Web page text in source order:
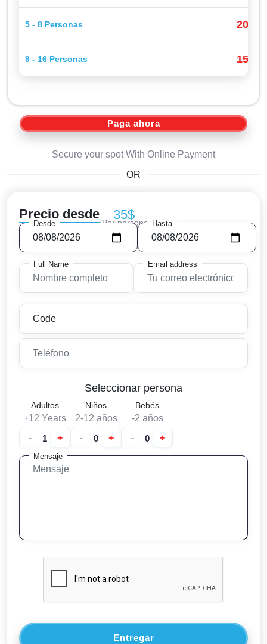
5 - 8 Personas 20$
9 - 16 Personas 15$
Paga ahora
Secure your spot With Online Payment
OR
Precio desde 35$
/Por persona
Desde Hasta
Full Name Email address
Seleccionar persona
Adultos
+12 Years
-
+
Niños
2-12 años
-
+
Bebés
-2 años
-
+
Mensaje
Entregar